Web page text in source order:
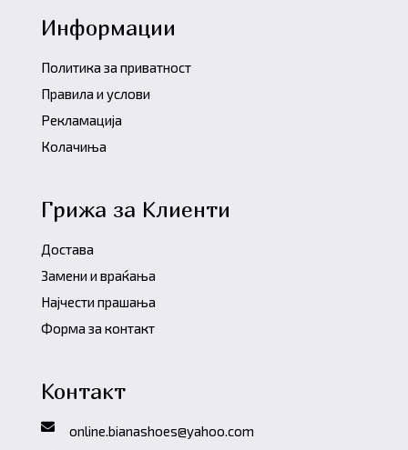
Информации
Политика за приватност
Правила и услови
Рекламација
Колачиња
Грижа за Клиенти
Достава
Замени и враќања
Најчести прашања
Форма за контакт
Контакт
online.bianashoes@yahoo.com